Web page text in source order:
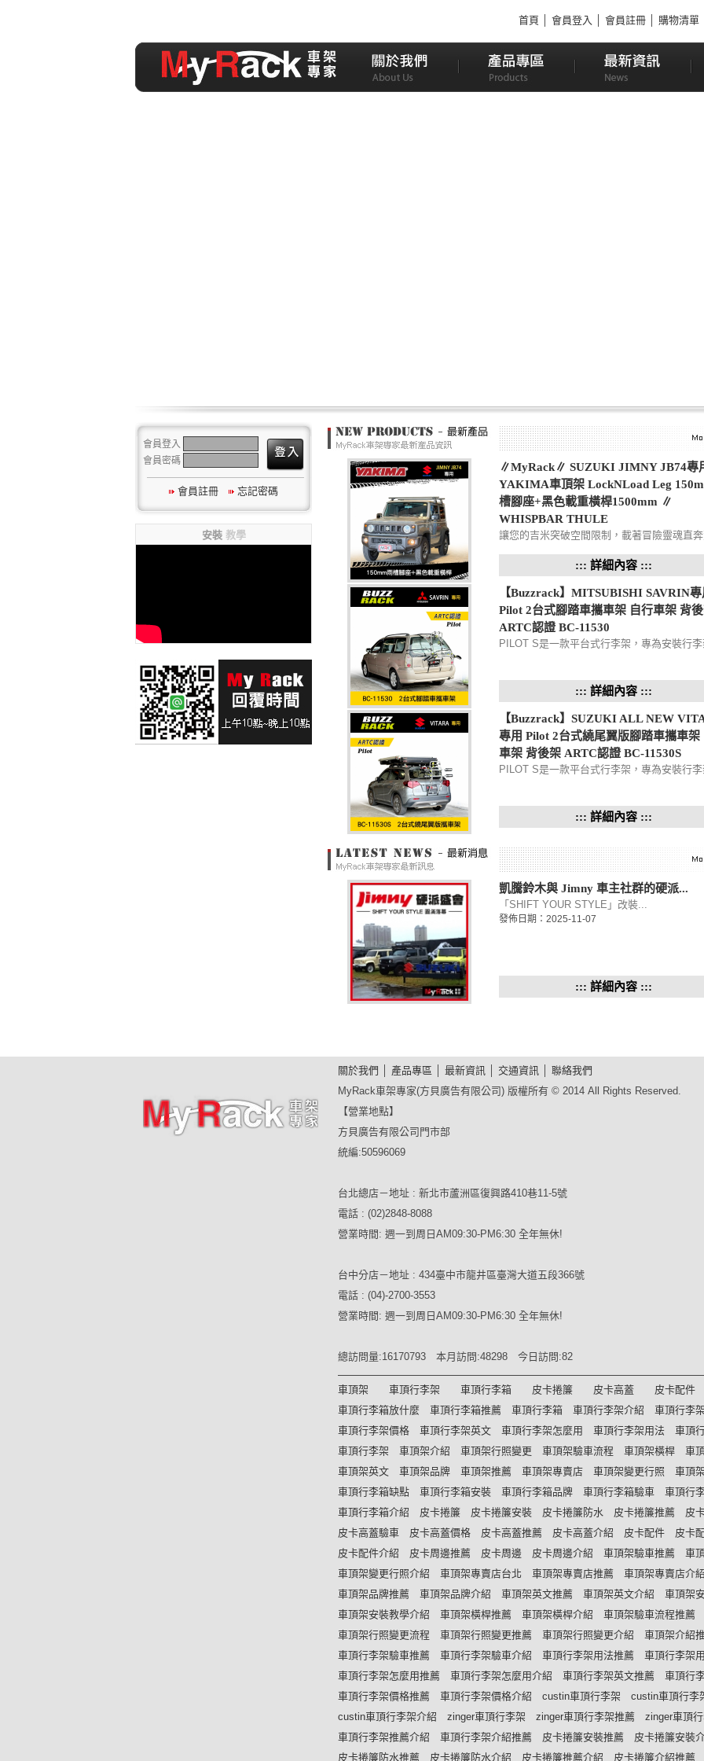
首頁 會員登入 會員註冊 購物清單
會員登入
會員密碼
會員註冊 忘記密碼
安裝 教學
∥MyRack∥ SUZUKI JIMNY JB74專
YAKIMA車頂架 LockNLoad Leg
槽腳座+黑色載重橫桿1500mm ∥
WHISPBAR THULE
讓您的吉米突破空間限制，載著冒險靈魂直
案 超強韌橫桿系統輕鬆抗壓挑戰各種重裝備
腳座穩固支撐讓越野征途更加安全放心 靈活
種配...
::: 詳細內容 :::
【Buzzrack】MITSUBISHI SAVRIN專
Pilot 2台式腳踏車攜車架 自行車架 背
ARTC認證 BC-11530
PILOT S是一款平台式行李架，專為安裝行
的幾何形狀允許在大多數轎車上快...
::: 詳細內容 :::
【Buzzrack】SUZUKI ALL NEW
專用 Pilot 2台式繞尾翼版腳踏車攜車架
車架 背後架 ARTC認證 BC-11530S
PILOT S是一款平台式行李架，專為安裝行
的幾何形狀允許在大多數轎車上快...
::: 詳細內容 :::
凱騰鈴木與 Jimny 車主社群的硬派...
「SHIFT YOUR STYLE」改裝...
發佈日期：2025-11-07
::: 詳細內容 :::
關於我們 產品專區 最新資訊 交通資訊
聯絡我們
MyRack車架專家(方貝廣告有限公司) 版權所有 © 2014 All Rights Reserved.
【營業地點】
方貝廣告有限公司門市部
統編:50596069
台北總店－地址 : 新北市蘆洲區復興路410巷11-5號
電話 : (02)2848-8088
營業時間: 週一到周日AM09:30-PM6:30 全年無休!
台中分店－地址 : 434臺中市龍井區臺灣大道五段366號
電話 : (04)-2700-3553
營業時間: 週一到周日AM09:30-PM6:30 全年無休!
總訪問量:16170793 本月訪問:48298 今日訪問:82
車頂架 車頂行李架 車頂行李箱 皮卡捲簾 皮卡高蓋
皮卡配件
車頂行李箱放什麼
車頂行李箱推薦 車頂行李箱 車頂行李架介紹
車頂行李
車頂行李架價格
車頂行李架英文 車頂行李架怎麼用 車頂行李架用法
車頂
車頂行李架
車頂架介紹 車頂架行照變更 車頂架驗車流程 車頂架橫桿
車
車頂架英文
車頂架品牌 車頂架推薦 車頂架專賣店 車頂架變更行照
車頂
車頂行李箱缺點
車頂行李箱安裝 車頂行李箱品牌 車頂行李箱驗車
車頂行
車頂行李箱介紹
皮卡捲簾 皮卡捲簾安裝 皮卡捲簾防水 皮卡捲簾推薦
皮
皮卡高蓋驗車
皮卡高蓋價格 皮卡高蓋推薦 皮卡高蓋介紹 皮卡配件
皮卡
皮卡配件介紹
皮卡周邊推薦 皮卡周邊 皮卡周邊介紹 車頂架驗車推薦
車
車頂架變更行照介紹
車頂架專賣店台北 車頂架專賣店推薦
車頂架專賣店介
車頂架品牌推薦
車頂架品牌介紹 車頂架英文推薦 車頂架英文介紹
車頂架
車頂架安裝教學介紹
車頂架橫桿推薦 車頂架橫桿介紹
車頂架驗車流程推薦
車頂架行照變更流程
車頂架行照變更推薦 車頂架行照變更介紹
車頂架介紹
車頂行李架驗車推薦
車頂行李架驗車介紹 車頂行李架用法推薦
車頂行李架
車頂行李架怎麼用推薦
車頂行李架怎麼用介紹 車頂行李架英文推薦
車頂行
車頂行李架價格推薦
車頂行李架價格介紹 custin車頂行李架
custin車頂行李
custin車頂行李架介紹
zinger車頂行李架 zinger車頂行李架推薦
zinger車頂
車頂行李架推薦介紹
車頂行李架介紹推薦 皮卡捲簾安裝推薦
皮卡捲簾安裝
皮卡捲簾防水推薦
皮卡捲簾防水介紹 皮卡捲簾推薦介紹 皮卡捲簾介紹推薦